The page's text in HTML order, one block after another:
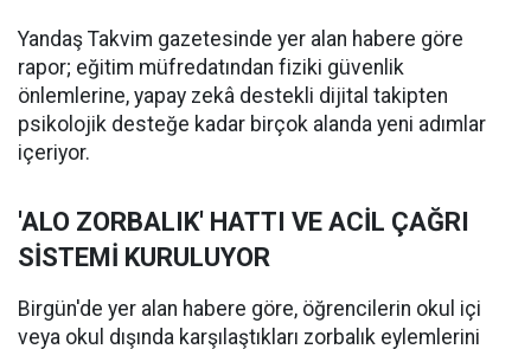
Yandaş Takvim gazetesinde yer alan habere göre
rapor; eğitim müfredatından fiziki güvenlik
önlemlerine, yapay zekâ destekli dijital takipten
psikolojik desteğe kadar birçok alanda yeni adımlar
içeriyor.
'ALO ZORBALIK' HATTI VE ACİL ÇAĞRI
SİSTEMİ KURULUYOR
Birgün'de yer alan habere göre, öğrencilerin okul içi
veya okul dışında karşılaştıkları zorbalık eylemlerini